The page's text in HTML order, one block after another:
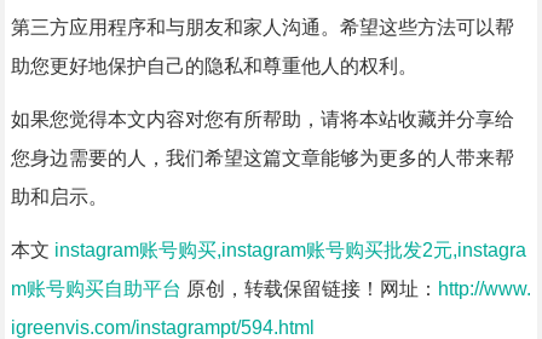
第三方应用程序和与朋友和家人沟通。希望这些方法可以帮
助您更好地保护自己的隐私和尊重他人的权利。
如果您觉得本文内容对您有所帮助，请将本站收藏并分享给
您身边需要的人，我们希望这篇文章能够为更多的人带来帮
助和启示。
本文 instagram账号购买,instagram账号购买批发2元,instagra
m账号购买自助平台 原创，转载保留链接！网址： http://www.
igreenvis.com/instagrampt/594.html